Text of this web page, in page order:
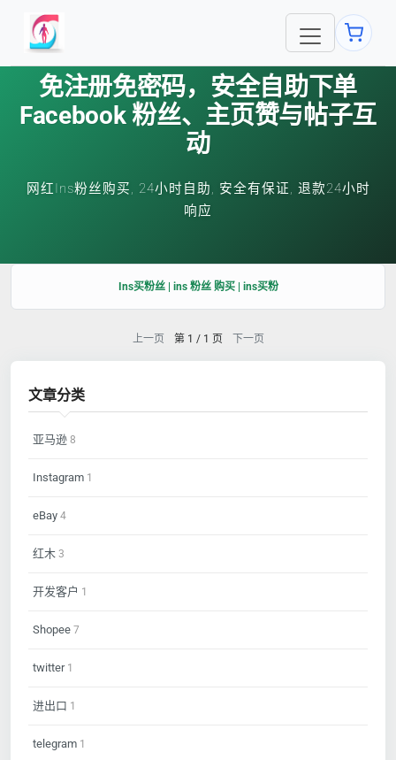
免注册免密码，安全自助下单
Facebook 粉丝、主页赞与帖子互
动
网红Ins粉丝购买, 24小时自助, 安全有保证, 退款24小时
响应
Ins买粉丝 | ins 粉丝 购买 | ins买粉
上一页 第 1 / 1 页 下一页
文章分类
亚马逊 8
Instagram 1
eBay 4
红木 3
开发客户 1
Shopee 7
twitter1
进出口 1
telegram 1